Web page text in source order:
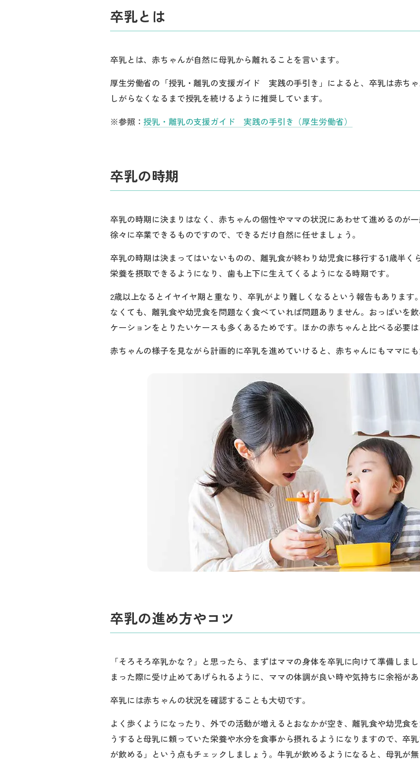
卒乳とは
卒乳とは、赤ちゃんが自然に母乳から離れることを言います。
厚生労働省の「授乳・離乳の支援ガイド 実践の手引き」によると、卒乳は赤ち
しがらなくなるまで授乳を続けるように推奨しています。
※参照：授乳・離乳の支援ガイド 実践の手引き（厚生労働省）
卒乳の時期
卒乳の時期に決まりはなく、赤ちゃんの個性やママの状況にあわせて進めるのが
徐々に卒業できるものですので、できるだけ自然に任せましょう。
卒乳の時期は決まってはいないものの、離乳食が終わり幼児食に移行する1歳半く
栄養を摂取できるようになり、歯も上下に生えてくるようになる時期です。
2歳以上なるとイヤイヤ期と重なり、卒乳がより難しくなるという報告もあります
なくても、離乳食や幼児食を問題なく食べていれば問題ありません。おっぱいを
ケーションをとりたいケースも多くあるためです。ほかの赤ちゃんと比べる必要は
赤ちゃんの様子を見ながら計画的に卒乳を進めていけると、赤ちゃんにもママにも
卒乳の進め方やコツ
「そろそろ卒乳かな？」と思ったら、まずはママの身体を卒乳に向けて準備しま
まった際に受け止めてあげられるように、ママの体調が良い時や気持ちに余裕が
卒乳には赤ちゃんの状況を確認することも大切です。
よく歩くようになったり、外での活動が増えるとおなかが空き、離乳食や幼児食
うすると母乳に頼っていた栄養や水分を食事から摂れるようになりますので、卒
が飲める」という点もチェックしましょう。牛乳が飲めるようになると、母乳が